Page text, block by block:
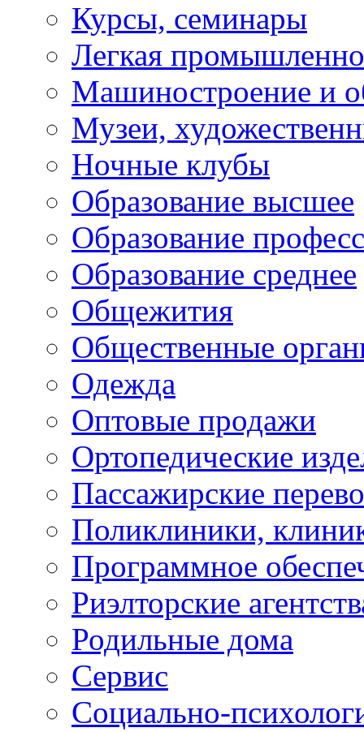
Курсы, семинары
Легкая
Машиностроение и
Музеи,
Ночные клубы
Образование высшее
Образование
Образование среднее
Общежития
Общественные
Одежда
Оптовые продажи
Ортопедические
Пассажирские
Поликлиники,
Программное
Риэлторские
Родильные дома
Сервис
Социально-